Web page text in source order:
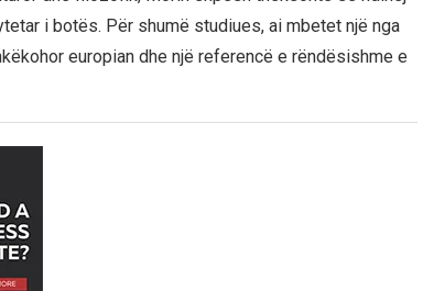
i botës. Për shumë studiues, ai mbetet një nga
europian dhe një referencë e rëndësishme e